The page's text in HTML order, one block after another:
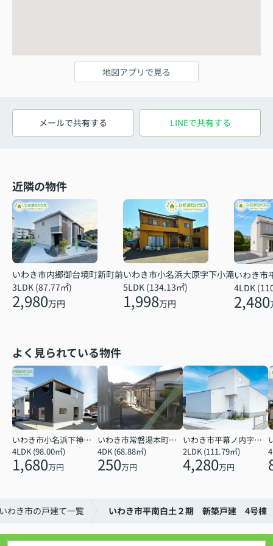
地図アプリで見る
メールで共有する LINEで共有する
近隣の物件
いわき市内郷御台境町新町前
3LDK (87.77㎡)
2,980万円
いわき市小名浜大原字下小滝
5LDK (134.13㎡)
1,998万円
いわき市
4LDK
2,480
よく見られている物件
いわき市小名浜下神白字館ノ腰
4LDK (98.00㎡)
1,680万円
いわき市常磐湯本町天神
4DK (68.88㎡)
250万円
いわき市平幕ノ内字西田
2LDK (111.79㎡)
4,280万円
わき市の戸建て一覧 いわき市平南白土２期 新築戸建 4号棟